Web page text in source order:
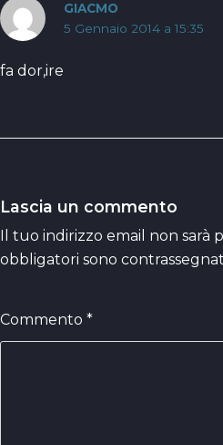
GIACMO
5 Gennaio 2014 a 15:35
fa dor,ire
Lascia un commento
Il tuo indirizzo email non sarà
obbligatori sono
Commento *